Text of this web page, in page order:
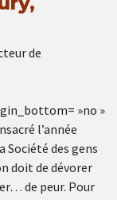
de
»no »
l’année
Société des gens
doit de dévorer
de peur. Pour